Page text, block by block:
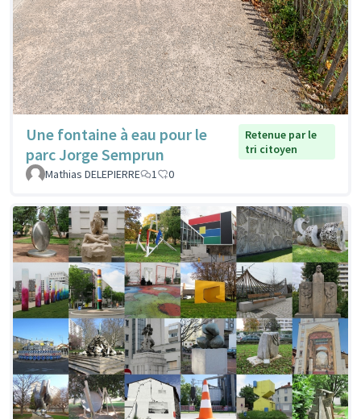
Une fontaine à eau pour le
parc Jorge Semprun
Retenue par le
tri citoyen
Mathias DELEPIERRE
1 0